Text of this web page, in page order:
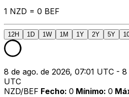
1 NZD = 0 BEF
12H 1D 1W 1M 1Y 2Y 5Y
8 de ago. de 2026, 07:01 UTC -
UTC
NZD/BEF Fecho: 0 Mínimo: 0